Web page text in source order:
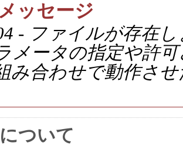
ッセージ
- ファイルが存在
メータの指定や許
み合わせで動作さ
ついて